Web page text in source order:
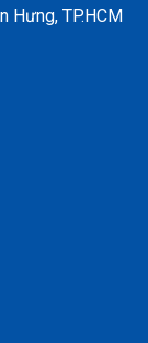
Hưng, TP.HCM